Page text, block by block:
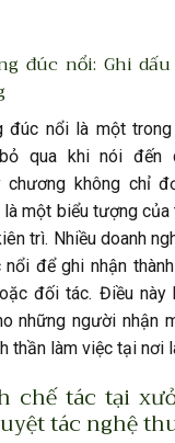
đúc nổi: Ghi
đúc nổi là một
qua khi nói đến
chương không chỉ
là một biểu tượng của
trì. Nhiều doanh
nổi để ghi nhận
đối tác. Điều này
những người nhận
thần làm việc tại nơi
chế tác tại
tác nghệ